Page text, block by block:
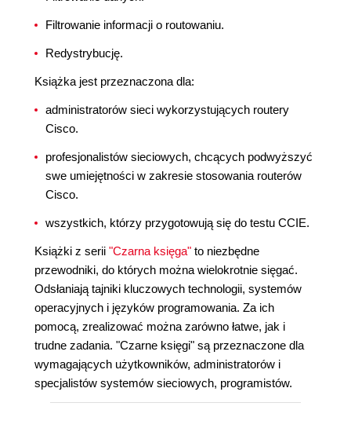
Filtrowanie informacji o routowaniu.
Redystrybucję.
Książka jest przeznaczona dla:
administratorów sieci wykorzystujących routery
Cisco.
profesjonalistów sieciowych, chcących podwyższyć
swe umiejętności w zakresie stosowania routerów
Cisco.
wszystkich, którzy przygotowują się do testu CCIE.
Książki z serii "Czarna księga" to niezbędne
przewodniki, do których można wielokrotnie sięgać.
Odsłaniają tajniki kluczowych technologii, systemów
operacyjnych i języków programowania. Za ich
pomocą, zrealizować można zarówno łatwe, jak i
trudne zadania. "Czarne księgi" są przeznaczone dla
wymagających użytkowników, administratorów i
specjalistów systemów sieciowych, programistów.